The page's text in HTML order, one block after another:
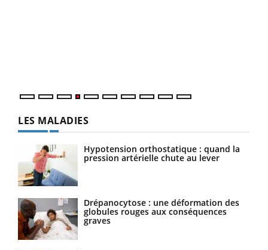
LES MALADIES
Hypotension orthostatique : quand la
pression artérielle chute au lever
Drépanocytose : une déformation des
globules rouges aux conséquences
graves